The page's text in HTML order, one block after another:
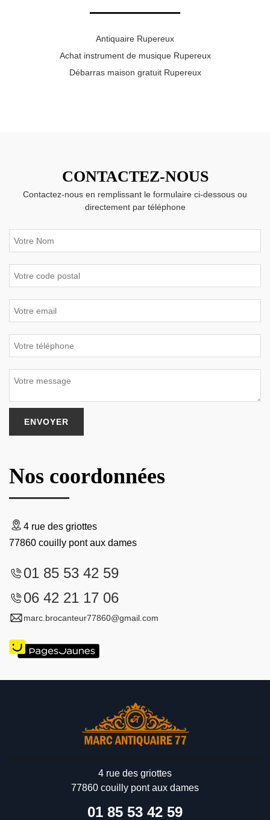
Antiquaire Rupereux
Achat instrument de musique Rupereux
Débarras maison gratuit Rupereux
CONTACTEZ-NOUS
Contactez-nous en remplissant le formulaire ci-dessous ou
directement par téléphone
Nos coordonnées
4 rue des griottes
77860 couilly pont aux dames
01 85 53 42 59
06 42 21 17 06
marc.brocanteur77860@gmail.com
4 rue des griottes
77860 couilly pont aux dames
01 85 53 42 59